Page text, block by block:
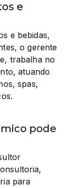
e
e bebidas,
o gerente
trabalha no
atuando
spas,
pode
para